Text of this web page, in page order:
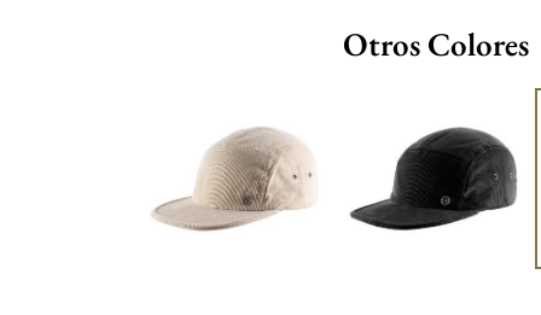
Otros Colores